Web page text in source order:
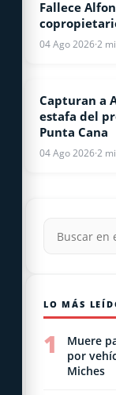
NACIONALES
Fallece
04 Ago 2026·2
NOTICIAS
Capturan a
estafa del
Punta Cana
04 Ago 2026·2
LO MÁS
1
Muere
por
Miches